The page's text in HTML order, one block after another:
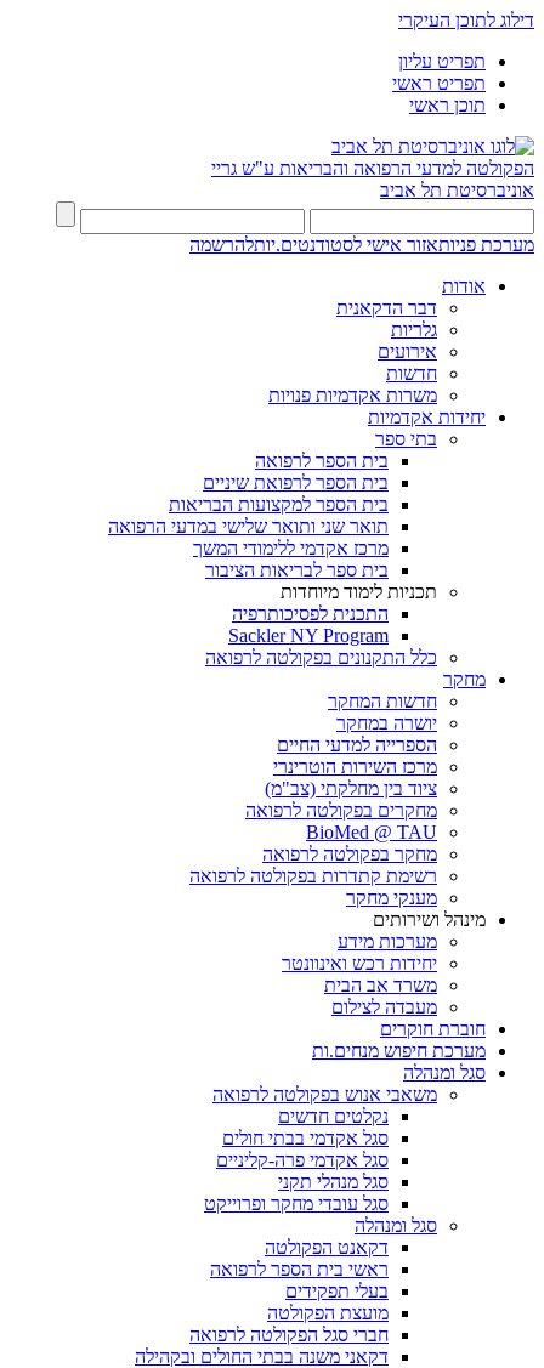
דילוג לתוכן העיקרי
תפריט עליון
תפריט ראשי
תוכן ראשי
הפקולטה למדעי הרפואה והבריאות ע"ש גריי
אוניברסיטת תל אביב
מערכת פניותאזור אישי לסטודנטים.יותלהרשמה
אודות
דבר הדקאנית
גלריות
אירועים
חדשות
משרות אקדמיות פנויות
יחידות אקדמיות
בתי ספר
בית הספר לרפואה
בית הספר לרפואת שיניים
בית הספר למקצועות הבריאות
תואר שני ותואר שלישי במדעי הרפואה
מרכז אקדמי ללימודי המשך
בית ספר לבריאות הציבור
תכניות לימוד מיוחדות
התכנית לפסיכותרפיה
Sackler NY Program
כלל התקנונים בפקולטה לרפואה
מחקר
חדשות המחקר
יושרה במחקר
הספרייה למדעי החיים
מרכז השירות הוטרינרי
ציוד בין מחלקתי (צב"מ)
מחקרים בפקולטה לרפואה
BioMed @ TAU
מחקר בפקולטה לרפואה
רשימת קתדרות בפקולטה לרפואה
מענקי מחקר
מינהל ושירותים
מערכות מידע
יחידות רכש ואינוונטר
משרד אב הבית
מעבדה לצילום
חוברת חוקרים
מערכת חיפוש מנחים.ות
סגל ומנהלה
משאבי אנוש בפקולטה לרפואה
נקלטים חדשים
סגל אקדמי בבתי חולים
סגל אקדמי פרה-קליניים
סגל מנהלי תקני
סגל עובדי מחקר ופרוייקט
סגל ומנהלה
דקאנט הפקולטה
ראשי בית הספר לרפואה
בעלי תפקידים
מועצת הפקולטה
חברי סגל הפקולטה לרפואה
דקאני משנה בבתי החולים ובקהילה